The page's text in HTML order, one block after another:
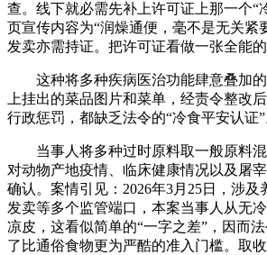
查。线下就必需先补上许可证上那一个“
页宣传内容为“润燥通便，毫不是无关紧
发卖亦需持证。把许可证看做一张全能的
这种将多种疾病医治功能肆意叠加的
上挂出的菜品图片和菜单，经责令整改
行政惩罚，都缺乏法令的“冷食平安认证”
当事人将多种过时原料取一般原料混
对动物产地疫情、临床健康情况以及屠
确认。案情引见：2026年3月25日，涉及
发卖等多个监管端口，本案当事人从无
凉皮，这看似简单的“一字之差”，因而
了比通俗食物更为严酷的准入门槛。取